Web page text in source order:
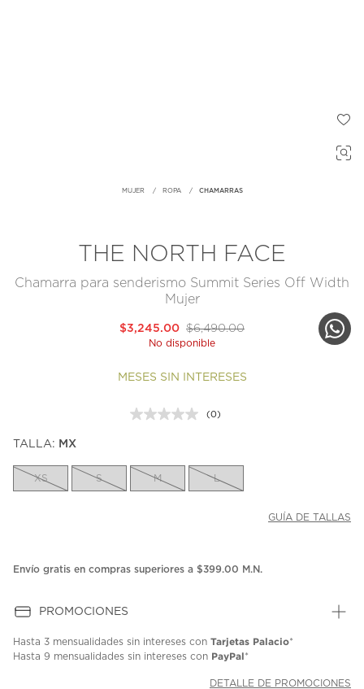
MUJER ROPA CHAMARRAS
THE NORTH FACE
Chamarra para senderismo Summit Series Off Width
Mujer
$6,490.00
$3,245.00
No disponible
MESES SIN INTERESES
Sin
la
misma
(0)
TALLA: MX
XS S M L
GUÍA DE TALLAS
Envío gratis en compras superiores a $399.00 M.N.
PROMOCIONES
Hasta 3 mensualidades sin intereses con Tarjetas Palacio*
Hasta 9 mensualidades sin intereses con PayPal*
DETALLE DE PROMOCIONES